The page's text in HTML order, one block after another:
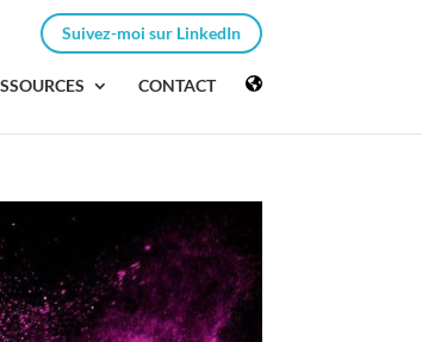
Suivez-moi sur LinkedIn
CONTACT